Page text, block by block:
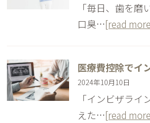
「毎日、歯を磨
口臭…[read
2024年10月10日
「インビザライ
えた…[read